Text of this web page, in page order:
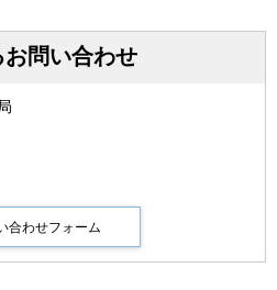
問い合わせ